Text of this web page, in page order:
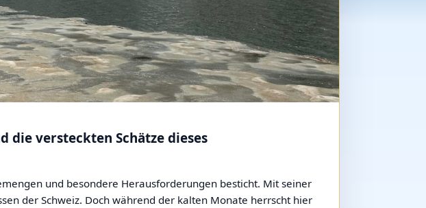
die versteckten Schätze dieses
und besondere Herausforderungen besticht. Mit seiner
der Schweiz. Doch während der kalten Monate herrscht hier